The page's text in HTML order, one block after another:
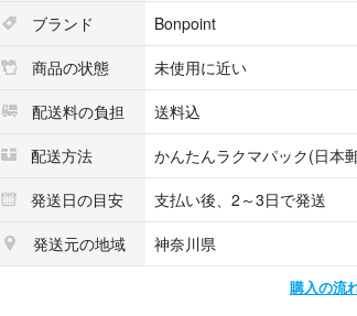
管・子どもが着用した中古品になりますため、細かな点
さる方はご遠慮ください。
コンパクトにたたんで丁寧に発送いたします。
たたみジワはご了承ください。
ご不明点がございましたら、ご購入前にお気軽にコメ
ご縁がありましたらよろしくお願いいたします。
ブランド
Bonpoint
商品の状態
未使用に近い
配送料の負担
送料込
配送方法
かんたんラクマパック(日本
発送日の目安
支払い後、2～3日で発送
発送元の地域
神奈川県
購入の流